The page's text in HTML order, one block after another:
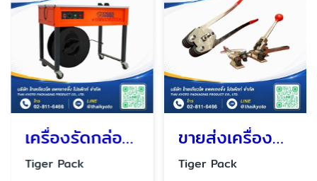
เครื่องรัดกล่องกึ่งอัตโนมัติ
Tiger Pack
ขายส่งเครื่องรัดกล่องแบบมือโยก
Tiger Pack